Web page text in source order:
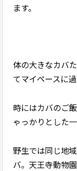
ます。
体の大きなカバ
てマイペースに
時にはカバのご
ゃっかりとした
野生では同じ地
バ。天王寺動物